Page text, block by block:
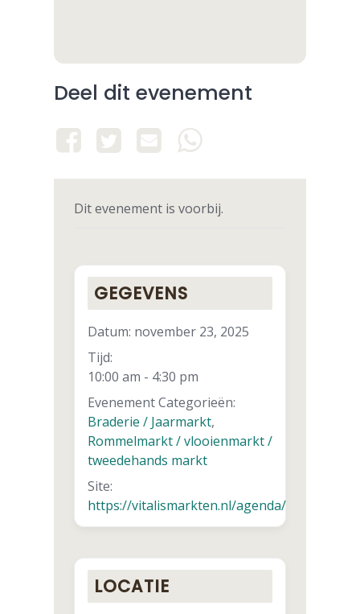
Deel dit evenement
Dit evenement is voorbij.
GEGEVENS
Datum: november 23, 2025
Tijd:
10:00 am - 4:30 pm
Evenement Categorieën:
Braderie / Jaarmarkt,
Rommelmarkt / vlooienmarkt /
tweedehands markt
Site:
https://vitalismarkten.nl/agenda/
LOCATIE